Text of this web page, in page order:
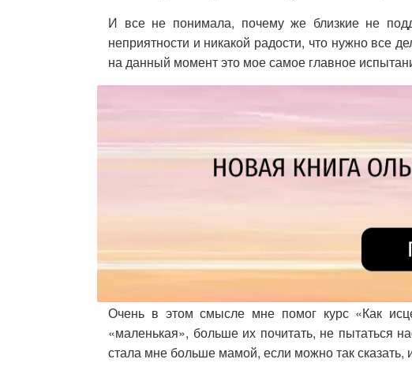
И все не понимала, почему же близкие не
неприятности и никакой радости, что нужно все
на данный момент это мое самое главное
Очень в этом смысле мне помог курс «Как
«маленькая», больше их почитать, не пытаться
стала мне больше мамой, если можно так